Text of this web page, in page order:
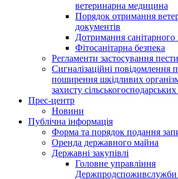
ветеринарна медицина
Порядок отримання
документів
Дотримання санітарного
Фітосанітарна безпека
Регламенти застосування
Сигналізаційні повідомлення
поширення шкідливих
захисту
Прес-центр
Новини
Публічна інформація
Форма та порядок подання
Оренда державного майна
Державні закупівлі
Головне управління
Держпродспоживслужби